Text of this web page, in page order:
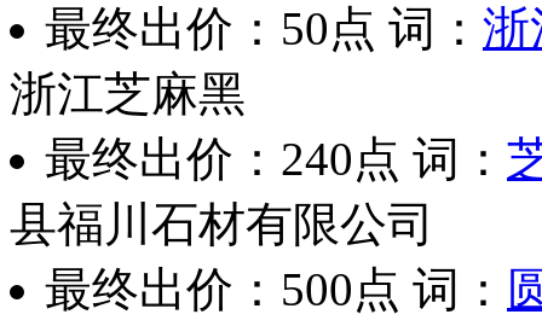
最终出价： 50点 词： 浙
浙江芝麻黑
最终出价： 240点 词：
县福川石材有限公司
最终出价： 500点 词：